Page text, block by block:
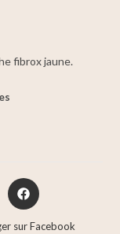
fibrox jaune.
sur Facebook